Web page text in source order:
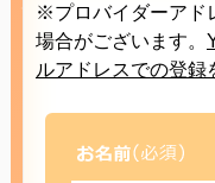
※プロバイダーアド
場合がございます。
ルアドレスでの登録